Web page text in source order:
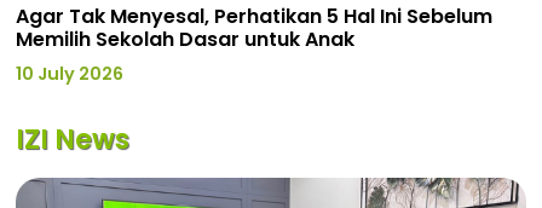
Agar Tak Menyesal, Perhatikan 5 Hal Ini Sebelum
Memilih Sekolah Dasar untuk Anak
10 July 2026
IZI News